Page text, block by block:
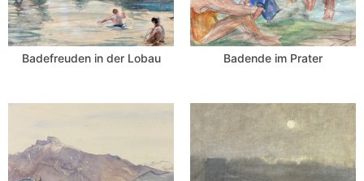
Badefreuden in der Lobau Badende im Prater